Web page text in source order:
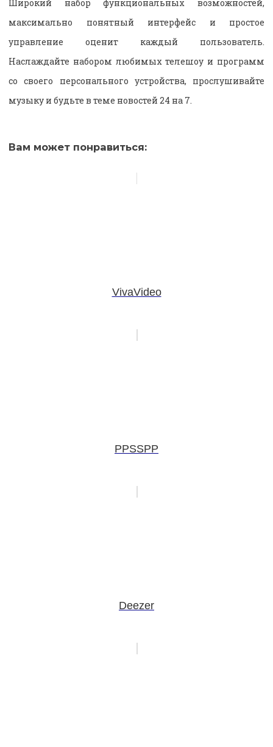
Широкий набор функциональных возможностей,
максимально понятный интерфейс и простое
управление оценит каждый пользователь.
Наслаждайте набором любимых телешоу и программ
со своего персонального устройства, прослушивайте
музыку и будьте в теме новостей 24 на 7.
Вам может понравиться:
VivaVideo
PPSSPP
Deezer